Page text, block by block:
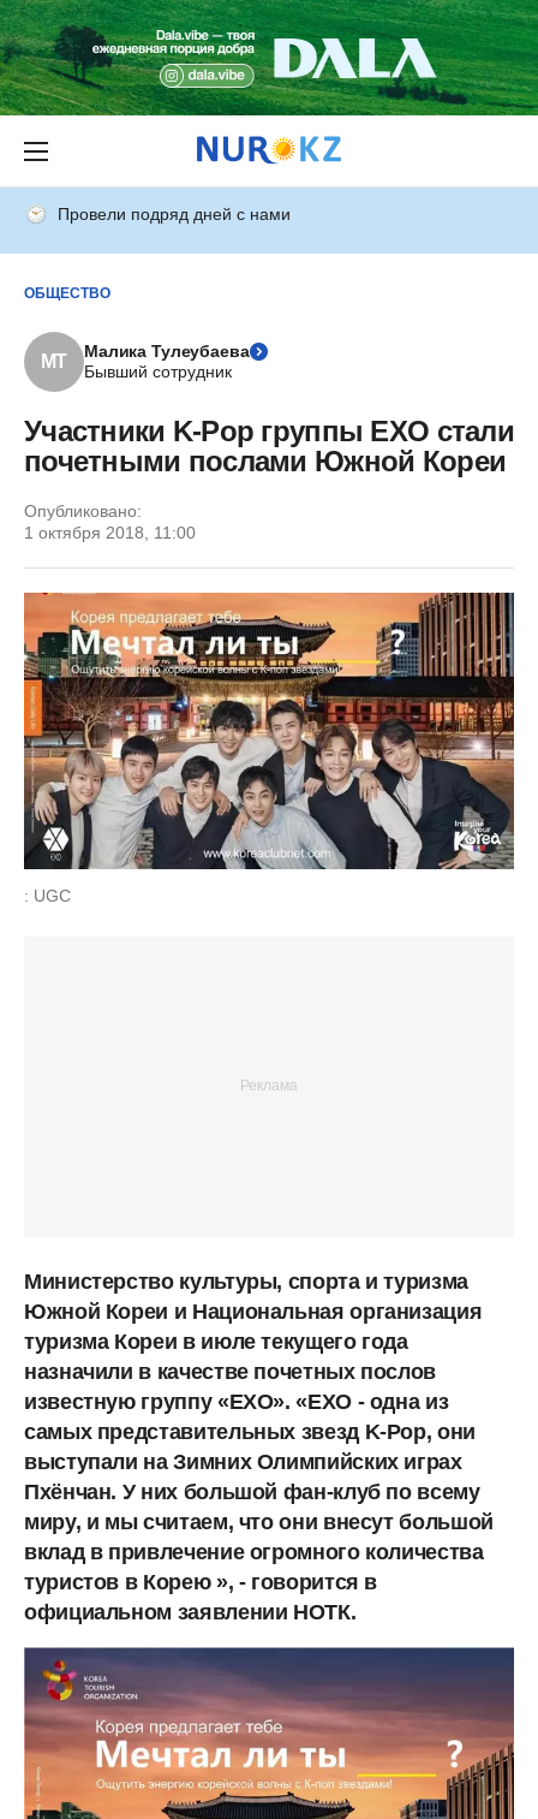
Провели подряд дней с нами
ОБЩЕСТВО
МТ
Малика Тулеубаева
Бывший сотрудник
Участники K-Pop группы EXO стали
почетными послами Южной Кореи
Опубликовано:
1 октября 2018, 11:00
: UGC
Министерство культуры, спорта и туризма
Южной Кореи и Национальная организация
туризма Кореи в июле текущего года
назначили в качестве почетных послов
известную группу «EXO». «EXO - одна из
самых представительных звезд K-Pop, они
выступали на Зимних Олимпийских играх
Пхёнчан. У них большой фан-клуб по всему
миру, и мы считаем, что они внесут большой
вклад в привлечение огромного количества
туристов в Корею », - говорится в
официальном заявлении НОТК.